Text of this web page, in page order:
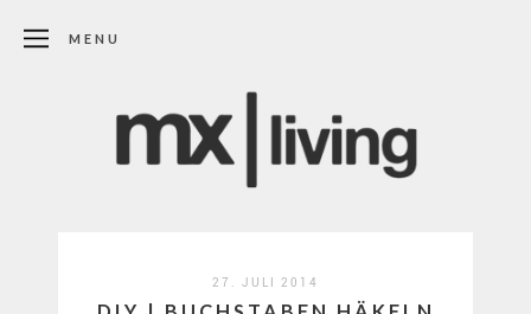
MENU
27. JULI 2014